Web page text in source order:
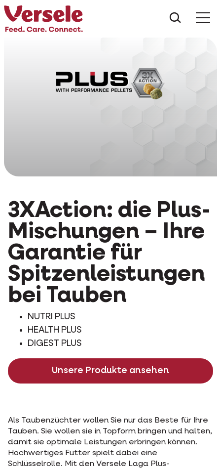
3XAction: die Plus-
Mischungen – Ihre
Garantie für
Spitzenleistungen
bei Tauben
NUTRI PLUS
HEALTH PLUS
DIGEST PLUS
Unsere Produkte ansehen
Als Taubenzüchter wollen Sie nur das Beste für Ihre
Tauben. Sie wollen sie in Topform bringen und halten,
damit sie optimale Leistungen erbringen können.
Hochwertiges Futter spielt dabei eine
Schlüsselrolle. Mit den Versele Laga Plus-